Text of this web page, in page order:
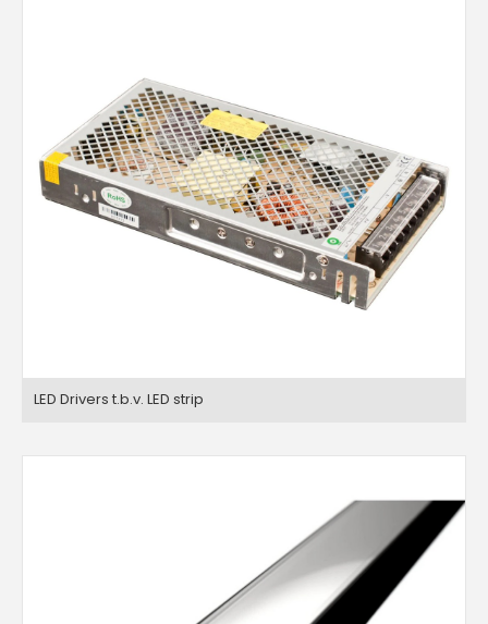
LED Drivers t.b.v. LED strip